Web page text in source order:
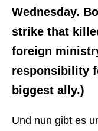
Wednesday.
strike that
foreign
responsibility
biggest ally.)
Und nun gibt es